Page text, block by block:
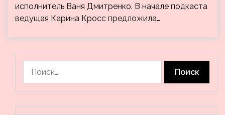
исполнитель Ваня Дмитренко. В начале подкаста
ведущая Карина Кросс предложила…